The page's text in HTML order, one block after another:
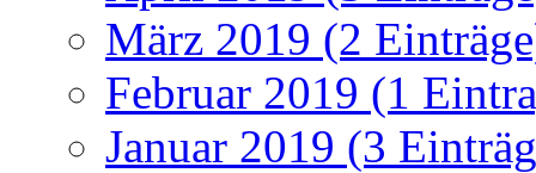
März 2019 (2
Februar 2019 (1
Januar 2019 (3